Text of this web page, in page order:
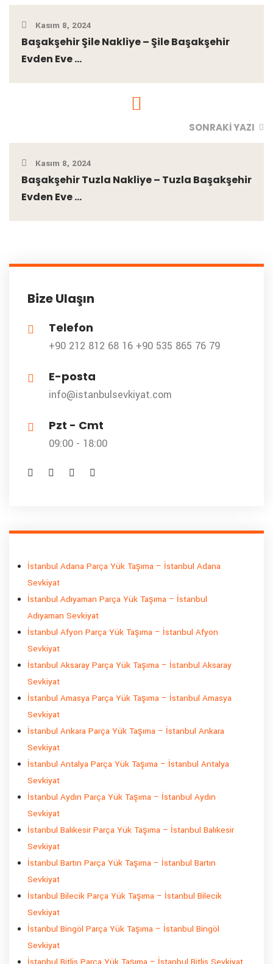
Kasım 8, 2024
Başakşehir Şile Nakliye – Şile Başakşehir
Evden Eve ...
SONRAKI YAZI
Kasım 8, 2024
Başakşehir Tuzla Nakliye – Tuzla Başakşehir
Evden Eve ...
Bize Ulaşın
Telefon
+90 212 812 68 16 +90 535 865 76 79
E-posta
info@istanbulsevkiyat.com
Pzt - Cmt
09:00 - 18:00
İstanbul Adana Parça Yük Taşıma – İstanbul Adana
Sevkiyat
İstanbul Adıyaman Parça Yük Taşıma – İstanbul
Adıyaman Sevkiyat
İstanbul Afyon Parça Yük Taşıma – İstanbul Afyon
Sevkiyat
İstanbul Aksaray Parça Yük Taşıma – İstanbul Aksaray
Sevkiyat
İstanbul Amasya Parça Yük Taşıma – İstanbul Amasya
Sevkiyat
İstanbul Ankara Parça Yük Taşıma – İstanbul Ankara
Sevkiyat
İstanbul Antalya Parça Yük Taşıma – İstanbul Antalya
Sevkiyat
İstanbul Aydın Parça Yük Taşıma – İstanbul Aydın
Sevkiyat
İstanbul Balıkesir Parça Yük Taşıma – İstanbul Balıkesir
Sevkiyat
İstanbul Bartın Parça Yük Taşıma – İstanbul Bartın
Sevkiyat
İstanbul Bilecik Parça Yük Taşıma – İstanbul Bilecik
Sevkiyat
İstanbul Bingöl Parça Yük Taşıma – İstanbul Bingöl
Sevkiyat